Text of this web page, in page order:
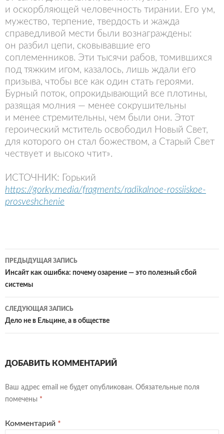
и оскорбляющей человечность тирании. Его ум,
мужество, терпение, твердость и жажда
справедливой мести были вознаграждены:
он разбил цепи, сковывавшие его
соплеменников. Эти тысячи рабов, томившихся
под тяжким игом, казалось, лишь ждали его
призыва, чтобы все как один стать героями.
Бурный поток, опрокидывающий все плотины,
разящая молния — менее сокрушительны
и менее стремительны, чем были они. Этот
героический мститель освободил Новый Свет,
для которого он стал божеством, а Старый Свет
чествует и высоко чтит».
ИСТОЧНИК: Горький
https://gorky.media/fragments/radikalnoe-rossiiskoe-
prosveshchenie
Навигация
по
ПРЕДЫДУЩАЯ ЗАПИСЬ
Инсайт как ошибка: почему озарение — это полезный сбой
системы
СЛЕДУЮЩАЯ ЗАПИСЬ
Дело не в Ельцине, а в обществе
ДОБАВИТЬ КОММЕНТАРИЙ
Ваш адрес email не будет опубликован. Обязательные поля
помечены *
Комментарий *